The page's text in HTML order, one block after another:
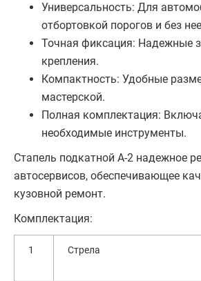
Универсальность: Для
отбортовкой порогов и без
Точная фиксация: Надежные
крепления.
Компактность: Удобные
мастерской.
Полная комплектация:
необходимые инструменты.
Стапель подкатной A-2 надежное
автосервисов, обеспечивающее
кузовной ремонт.
Комплектация:
1 Стрела